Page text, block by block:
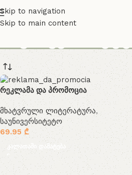
Skip to navigation
Skip to main content
რეკლამა და პრომოცია
მხატვრული ლიტერატურა,
საუნივერსიტეტო
69.95 ₾
კალათაში დამატება